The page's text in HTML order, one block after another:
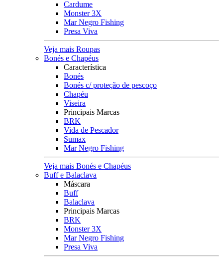
Cardume
Monster 3X
Mar Negro Fishing
Presa Viva
Veja mais Roupas
Bonés e Chapéus
Característica
Bonés
Bonés c/ proteção de pescoço
Chapéu
Viseira
Principais Marcas
BRK
Vida de Pescador
Sumax
Mar Negro Fishing
Veja mais Bonés e Chapéus
Buff e Balaclava
Máscara
Buff
Balaclava
Principais Marcas
BRK
Monster 3X
Mar Negro Fishing
Presa Viva